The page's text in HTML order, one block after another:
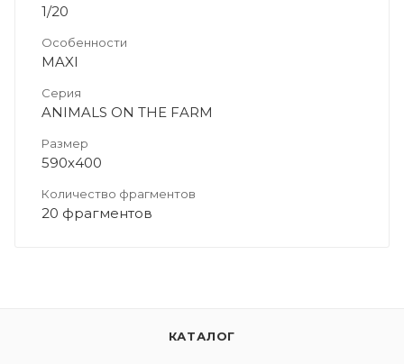
1/20
Особенности
MAXI
Серия
ANIMALS ON THE FARM
Размер
590х400
Количество фрагментов
20 фрагментов
КАТАЛОГ